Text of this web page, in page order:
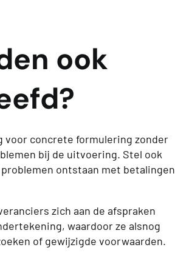
ook
voor concrete formulering zonder
bij de uitvoering. Stel ook
ontstaan met betalingen
zich aan de afspraken
waardoor ze alsnog
of gewijzigde voorwaarden.